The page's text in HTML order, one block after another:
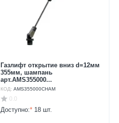
Газлифт открытие вниз d=12мм
355мм, шампань
арт.AMS355000...
КОД: AMS355000CHAM
0.0
Доступно:* 18 шт.